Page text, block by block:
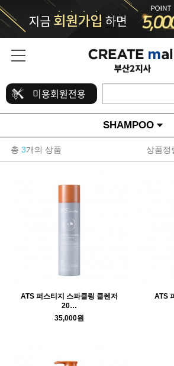
미용회원전용
SHAMPOO
총 3개의 상품 상품정
ATS 퍼스티지 스파클링 클렌저
20…
35,000원
ATS